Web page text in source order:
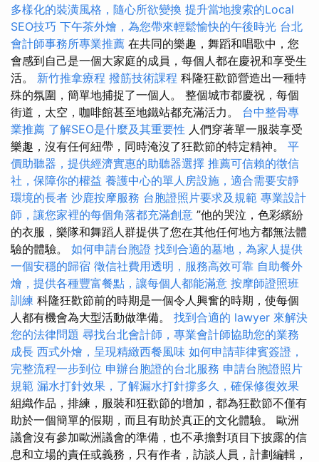
多樣化的裝潢風格，隨心所欲變換 提升當地搜索的Local
SEO技巧 下午茶外燴，為您帶來輕鬆愉快的午後時光 台北
會計師事務所專業推薦 在共同的樂趣，舞蹈和唱歌中，您
會感到自己是一個大家庭的成員，每個人都在慶祝和享受生
活。 新竹推拿療程 撥筋技術課程 科隆狂歡節營造出一種特
殊的氛圍，簡單地捕捉了一個人。 整個城市都慶祝，每個
街道，太空，咖啡館甚至地鐵站都充滿活力。 台中整骨專
業推薦 了解SEO是什麼及其重要性 人們穿著單一服裝享受
樂趣，沒有任何紐帶，同時淹沒了狂歡節的特定精神。 平
價助聽器，提供經濟實惠的助聽器選擇 推薦可信賴的徵信
社，保障你的權益 養護中心的單人房設施，適合需要安靜
環境的長者 沙鹿按摩服務 台胞證照片要求及規範 專業設計
師，讓您家裡的每個角落都充滿創意 ”他的哭泣，色彩繽紛
的衣服，樂隊和舞蹈人群提供了您在其他任何地方都無法體
驗的體驗。 如何申請台胞證 找到合適的墓地，為家人提供
一個安穩的歸宿 徵信社費用透明，服務高效可靠 自助餐外
燴，提供各種豐富餐點，讓每個人都能滿意 按摩師證照班
訓練 科隆狂歡節前的時期是一個令人興奮的時期，使每個
人都有機會為大型活動做準備。 找到合適的 lawyer 來解決
您的法律問題 尋找台北會計師，專業會計師協助您的業務
成長 西式外燴，呈現精緻西餐風味 如何申請菲律賓簽證，
完整流程一步到位 申辦台胞證的台北服務 申請台胞證照片
規範 漏水打針效果，了解漏水打針撐多久，確保修復效果
組織作品，排練，服裝和狂歡節的增加，都為狂歡節不僅有
助於一個簡單的假期，而且有助於真正的文化體驗。 歐洲
議會沒有參加歐洲議會的準備，也不承擔對項目下披露的信
息和立場的責任或義務，只有作者，訪談人員，計劃編輯，